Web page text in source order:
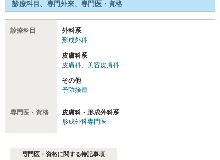
診療科目、専門外来、専門医・資格
診療科目
外科系
形成外科
皮膚科系
皮膚科
美容皮膚科
その他
予防接種
専門医・資格
皮膚科・形成外科系
形成外科専門医
専門医・資格に関する特記事項